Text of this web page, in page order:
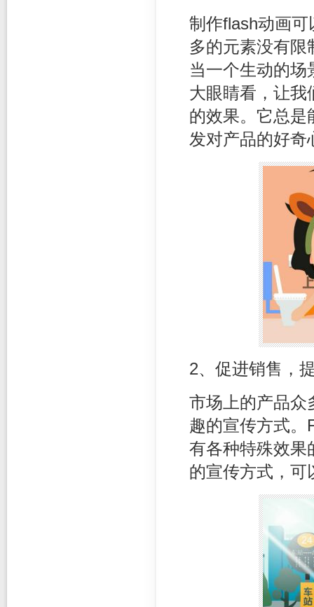
制作flash动画
多的元素没有限
当一个生动的场
大眼睛看，让我
的效果。它总是
发对产品的好奇
2、促进销售，
市场上的产品众
趣的宣传方式。
有各种特殊效果
的宣传方式，可